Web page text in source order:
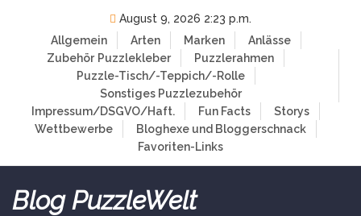
August 9, 2026 2:23 p.m.
Allgemein
Arten Marken
Anlässe
Zubehör Puzzlekleber
Puzzlerahmen
Puzzle-Tisch/-Teppich/-Rolle
Sonstiges Puzzlezubehör
Impressum/DSGVO/Haft.
Fun Facts
Storys
Wettbewerbe
Bloghexe und Bloggerschnack
Favoriten-Links
Blog PuzzleWelt